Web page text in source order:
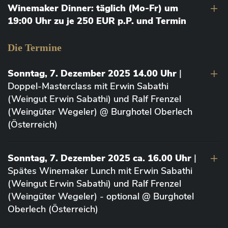
Winemaker Dinner: täglich (Mo-Fr) um
19:00 Uhr zu je 250 EUR p.P. und Termin
Die Termine
Sonntag, 7. Dezember 2025 14.00 Uhr |
Doppel-Masterclass mit Erwin Sabathi
(Weingut Erwin Sabathi) und Ralf Frenzel
(Weingüter Wegeler) @ Burghotel Oberlech
(Österreich)
Sonntag, 7. Dezember 2025 ca. 16.00 Uhr |
Spätes Winemaker Lunch mit Erwin Sabathi
(Weingut Erwin Sabathi) und Ralf Frenzel
(Weingüter Wegeler) - optional @ Burghotel
Oberlech (Österreich)